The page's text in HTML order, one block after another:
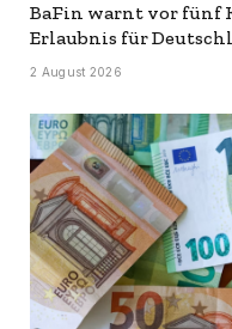
BaFin warnt vor fünf
Erlaubnis für
2 August 2026